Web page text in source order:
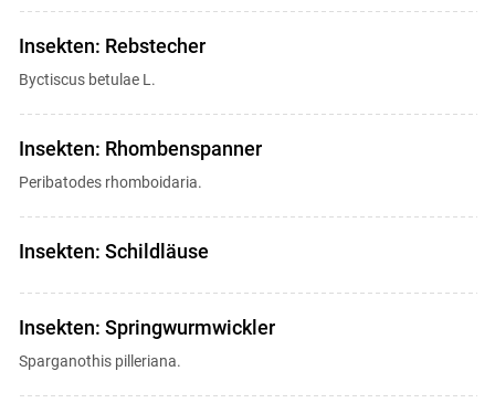
Insekten: Rebstecher
Byctiscus betulae L.
Insekten: Rhombenspanner
Peribatodes rhomboidaria.
Insekten: Schildläuse
Insekten: Springwurmwickler
Sparganothis pilleriana.